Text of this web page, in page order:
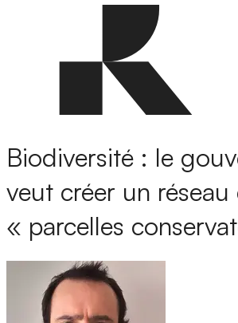
Biodiversité : le
veut créer un réseau
« parcelles